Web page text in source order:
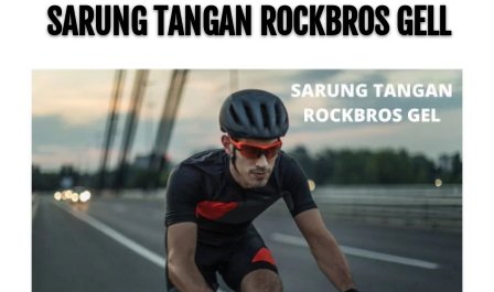
SARUNG TANGAN ROCKBROS GELL